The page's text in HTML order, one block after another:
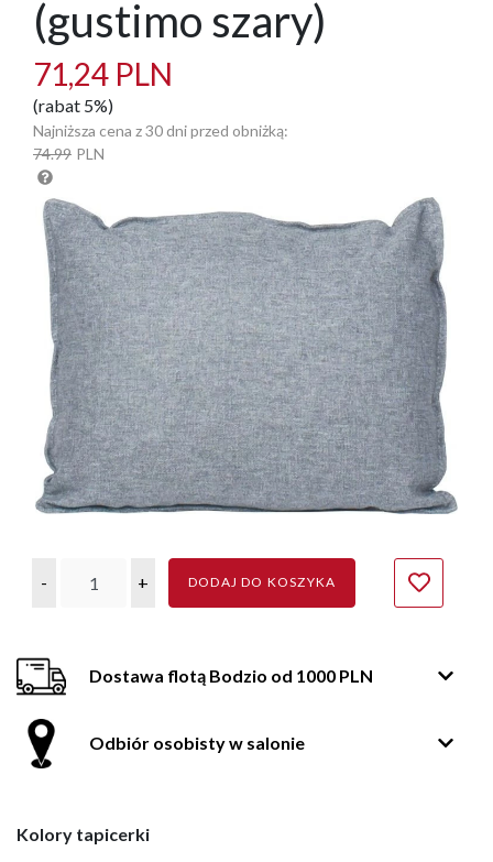
(gustimo szary)
71,24 PLN
(rabat 5%)
Najniższa cena z 30 dni przed obniżką:
74.99 PLN
- + DODAJ DO KOSZYKA
Dostawa flotą Bodzio od 1000 PLN
Odbiór osobisty w salonie
Kolory tapicerki